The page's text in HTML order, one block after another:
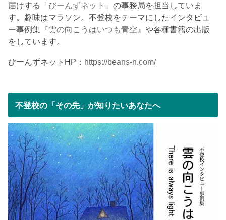
届けする「 びーんずネット 」の事務局を担当していま
す。趣味はマラソン。不登校をテーマにしたインタビュ
ー事例集『雲の向こうはいつも青空 』や各種書籍の出版
をしています。
びーんずネットHP： https://beans-n.com/
不登校の「その先」が知りたいあなたへ